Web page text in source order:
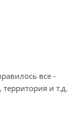
все -
и т.д.